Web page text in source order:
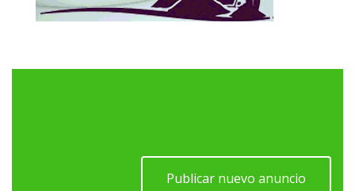
Publicar nuevo anuncio